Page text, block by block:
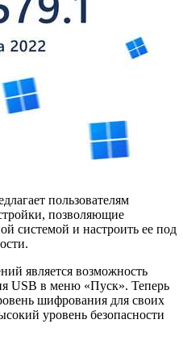
пользователям
позволяющие
системой и настроить ее под
является возможность
USB в меню «Пуск». Теперь
шифрования для своих
уровень безопасности